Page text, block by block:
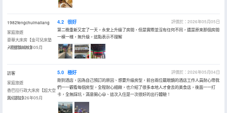
1982fengchuimailang
家庭旅遊
豪華大床房【金可兒床墊
+零壓鵝絨枕】
入住於2026年05月
4.2 很好
評價於：2026年05月05日
第二晚重新又定了一天，永安上升級了房間，但是實際並沒有任何不同，還是原來那個房間
一模一樣，無升級，這點表示不理解
訪客
家庭旅遊
香巴拉行政大床房【超大空
間+浴缸】
入住於2026年05月
5.0 極好
評價於：2026年05月04日
剛到酒店，因為自己預訂的原因、想要升級房型，前台兩位戴眼鏡的酒店工作人員耐心帶我
們一一觀看每個房型，全程耐心細緻，也介紹了很多本地人才會去的美食店，後面一一打
卡，全無踩坑，滿意開心😃、這次入住是一次很好的出行體驗！